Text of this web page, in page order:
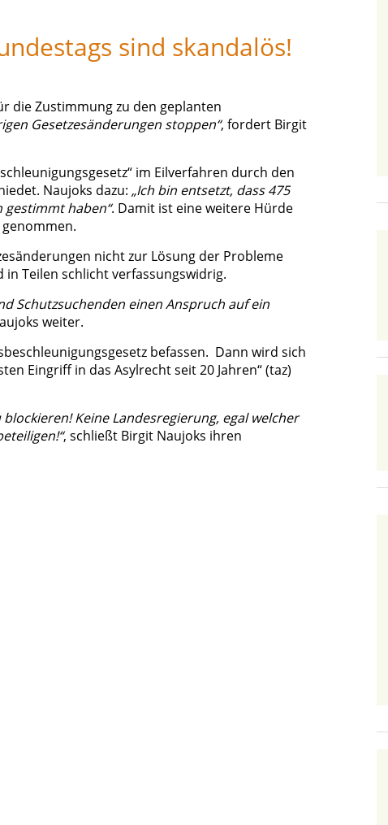
sind skandalös!
die Zustimmung zu den geplanten
Gesetzesänderungen stoppen“, fordert Birgit
im Eilverfahren durch den
Naujoks dazu: „Ich bin entsetzt, dass 475
gestimmt haben“. Damit ist eine weitere Hürde
nicht zur Lösung der Probleme
Teilen schlicht verfassungswidrig.
Schutzsuchenden einen Anspruch auf ein
weiter.
befassen. Dann wird sich
Eingriff in das Asylrecht seit 20 Jahren“ (taz)
Keine Landesregierung, egal welcher
, schließt Birgit Naujoks ihren